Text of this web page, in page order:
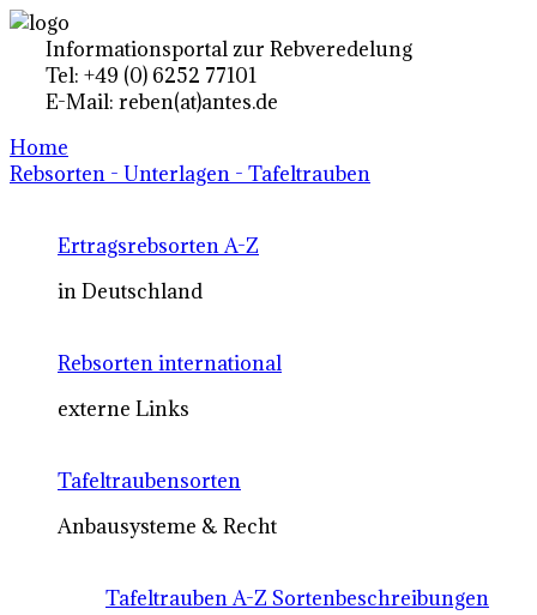
Informationsportal zur Rebveredelung
Tel: +49 (0) 6252 77101
E-Mail: reben(at)antes.de
Home
Rebsorten - Unterlagen - Tafeltrauben
Ertragsrebsorten A-Z
in Deutschland
Rebsorten international
externe Links
Tafeltraubensorten
Anbausysteme & Recht
Tafeltrauben A-Z Sortenbeschreibungen